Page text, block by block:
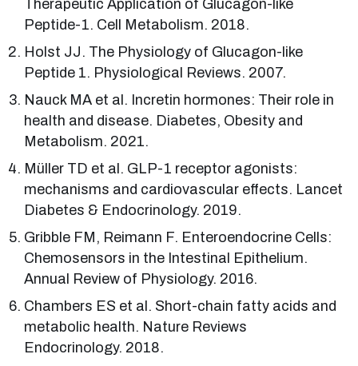
Therapeutic Application of Glucagon-like
Peptide-1. Cell Metabolism. 2018.
Holst JJ. The Physiology of Glucagon-like
Peptide 1. Physiological Reviews. 2007.
Nauck MA et al. Incretin hormones: Their role in
health and disease. Diabetes, Obesity and
Metabolism. 2021.
Müller TD et al. GLP-1 receptor agonists:
mechanisms and cardiovascular effects. Lancet
Diabetes & Endocrinology. 2019.
Gribble FM, Reimann F. Enteroendocrine Cells:
Chemosensors in the Intestinal Epithelium.
Annual Review of Physiology. 2016.
Chambers ES et al. Short-chain fatty acids and
metabolic health. Nature Reviews
Endocrinology. 2018.